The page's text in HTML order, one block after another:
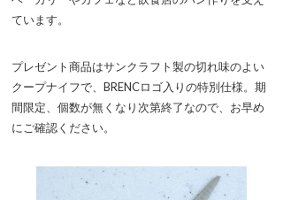
ています。
プレゼント商品はサンクラフト製の切れ味のよい
クープナイフで、BRENCロゴ入りの特別仕様。期
間限定、個数が無くなり次第終了なので、お早め
にご確認ください。